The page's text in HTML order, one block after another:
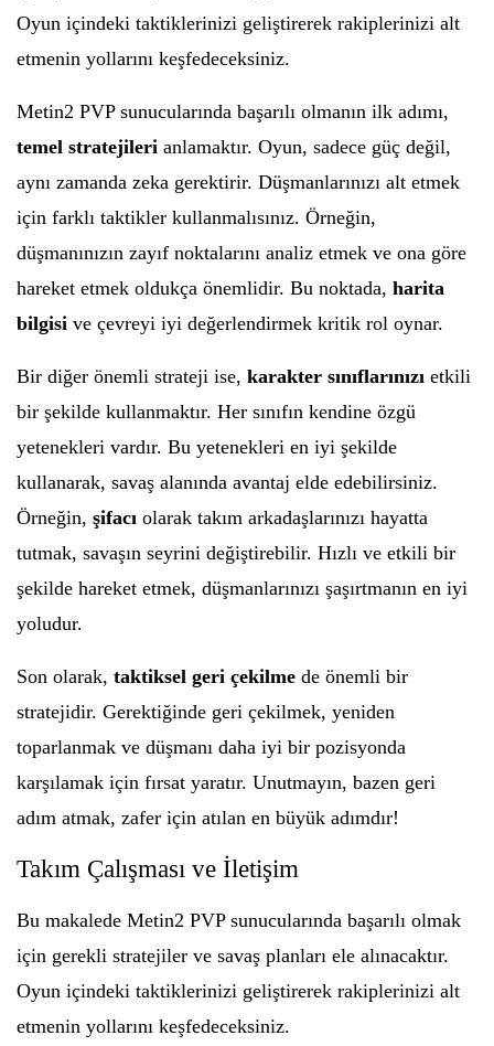
Oyun içindeki taktiklerinizi geliştirerek rakiplerinizi alt
etmenin yollarını keşfedeceksiniz.
Metin2 PVP sunucularında başarılı olmanın ilk adımı,
temel stratejileri anlamaktır. Oyun, sadece güç değil,
aynı zamanda zeka gerektirir. Düşmanlarınızı alt etmek
için farklı taktikler kullanmalısınız. Örneğin,
düşmanınızın zayıf noktalarını analiz etmek ve ona göre
hareket etmek oldukça önemlidir. Bu noktada, harita
bilgisi ve çevreyi iyi değerlendirmek kritik rol oynar.
Bir diğer önemli strateji ise, karakter sınıflarınızı etkili
bir şekilde kullanmaktır. Her sınıfın kendine özgü
yetenekleri vardır. Bu yetenekleri en iyi şekilde
kullanarak, savaş alanında avantaj elde edebilirsiniz.
Örneğin, şifacı olarak takım arkadaşlarınızı hayatta
tutmak, savaşın seyrini değiştirebilir. Hızlı ve etkili bir
şekilde hareket etmek, düşmanlarınızı şaşırtmanın en iyi
yoludur.
Son olarak, taktiksel geri çekilme de önemli bir
stratejidir. Gerektiğinde geri çekilmek, yeniden
toparlanmak ve düşmanı daha iyi bir pozisyonda
karşılamak için fırsat yaratır. Unutmayın, bazen geri
adım atmak, zafer için atılan en büyük adımdır!
Takım Çalışması ve İletişim
Bu makalede Metin2 PVP sunucularında başarılı olmak
için gerekli stratejiler ve savaş planları ele alınacaktır.
Oyun içindeki taktiklerinizi geliştirerek rakiplerinizi alt
etmenin yollarını keşfedeceksiniz.